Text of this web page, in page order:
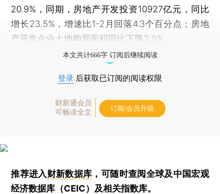
20.9%，同期，房地产开发投资10927亿元，同比
增长23.5%，增速比1-2月回落4.3个百分点；房地
产开发企业土地购置面积同比下降3.9%。
本文共计666字 订阅后继续阅读
登录 后获取已订阅的阅读权限
财新通会员
可畅读全文
订阅/会员升级
推荐进入财新数据库 ，可随时查阅全球及中国宏观
经济数据库（CEIC）及相关指数库。